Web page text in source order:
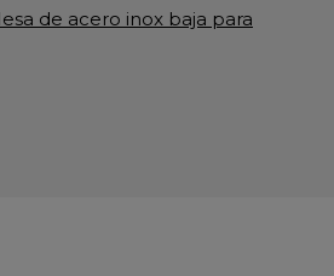
de acero inox baja para